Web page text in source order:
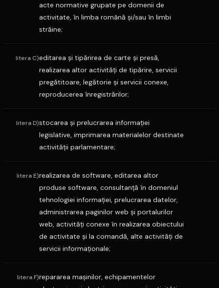
acte normative grupate pe domenii de
activitate, în limba română şi/sau în limbi
străine;
litera C)editarea şi tipărirea de carte şi presă,
realizarea altor activităţi de tipărire, servicii
pregătitoare, legătorie şi servicii conexe,
reproducerea înregistrărilor;
litera D)stocarea şi prelucrarea informaţiei
legislative, imprimarea materialelor destinate
activităţii parlamentare;
litera E)realizarea de software, editarea altor
produse software, consultanţă în domeniul
tehnologiei informaţiei, prelucrarea datelor,
administrarea paginilor web şi portalurilor
web, activităţi conexe în realizarea obiectului
de activitate şi la comandă, alte activităţi de
servicii informaţionale;
litera F)repararea maşinilor, echipamentelor